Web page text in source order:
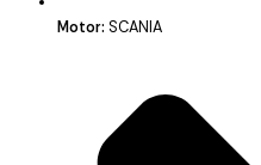
Motor: SCANIA